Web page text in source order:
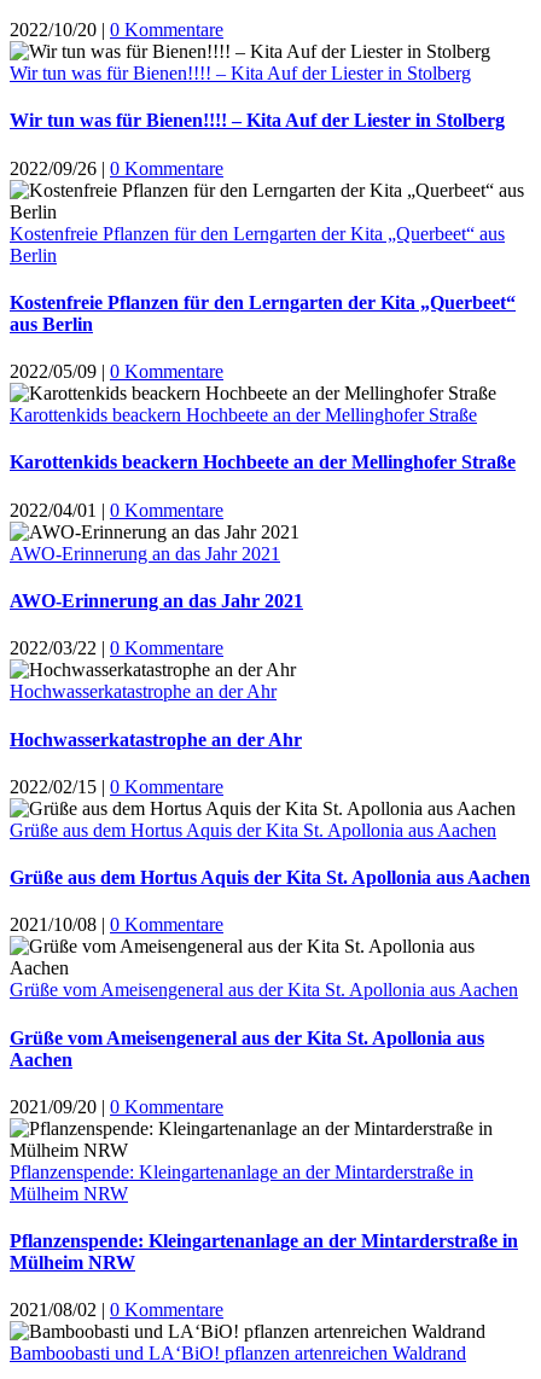
2022/10/20 | 0 Kommentare
Wir tun was für Bienen!!!! – Kita Auf der Liester in Stolberg
Wir tun was für Bienen!!!! – Kita Auf der Liester in Stolberg
2022/09/26 | 0 Kommentare
Kostenfreie Pflanzen für den Lerngarten der Kita „Querbeet“ aus
Berlin
Kostenfreie Pflanzen für den Lerngarten der Kita „Querbeet“
aus Berlin
2022/05/09 | 0 Kommentare
Karottenkids beackern Hochbeete an der Mellinghofer Straße
Karottenkids beackern Hochbeete an der Mellinghofer Straße
2022/04/01 | 0 Kommentare
AWO-Erinnerung an das Jahr 2021
AWO-Erinnerung an das Jahr 2021
2022/03/22 | 0 Kommentare
Hochwasserkatastrophe an der Ahr
Hochwasserkatastrophe an der Ahr
2022/02/15 | 0 Kommentare
Grüße aus dem Hortus Aquis der Kita St. Apollonia aus Aachen
Grüße aus dem Hortus Aquis der Kita St. Apollonia aus Aachen
2021/10/08 | 0 Kommentare
Grüße vom Ameisengeneral aus der Kita St. Apollonia aus Aachen
Grüße vom Ameisengeneral aus der Kita St. Apollonia aus
Aachen
2021/09/20 | 0 Kommentare
Pflanzenspende: Kleingartenanlage an der Mintarderstraße in
Mülheim NRW
Pflanzenspende: Kleingartenanlage an der Mintarderstraße in
Mülheim NRW
2021/08/02 | 0 Kommentare
Bamboobasti und LA‘BiO! pflanzen artenreichen Waldrand